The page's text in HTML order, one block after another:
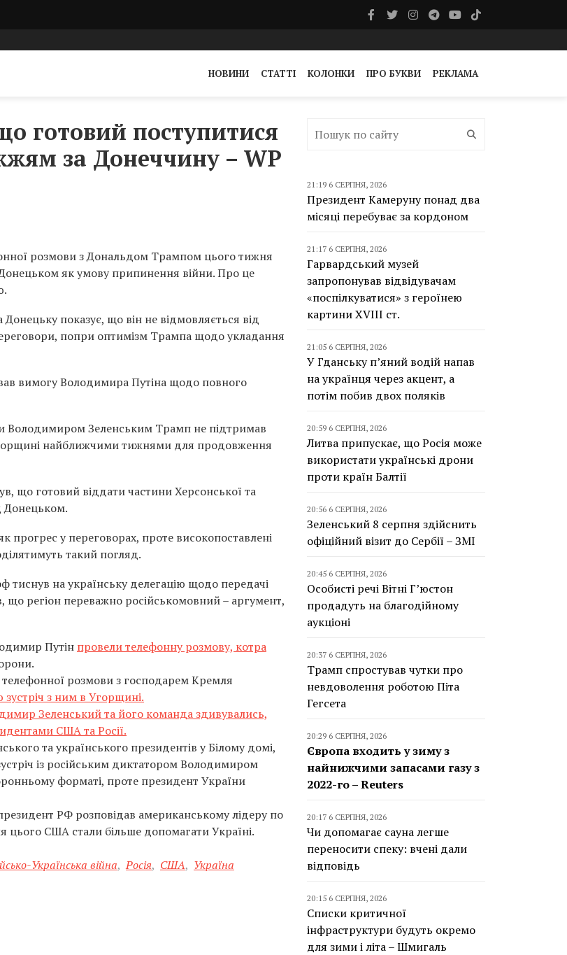
НОВИНИ СТАТТІ КОЛОНКИ ПРО БУКВИ РЕКЛАМА
готовий поступитися
за Донеччину – WP
розмови з Дональдом Трампом цього тижня
як умову припинення війни. Про це
показує, що він не відмовляється від
попри оптимізм Трампа щодо укладання
вимогу Володимира Путіна щодо повного
Володимиром Зеленським Трамп не підтримав
найближчими тижнями для продовження
що готовий віддати частини Херсонської та
Донецьком.
прогрес у переговорах, проте високопоставлені
такий погляд.
тиснув на українську делегацію щодо передачі
що регіон переважно російськомовний – аргумент,
Путін провели телефонну розмову, котра
розмови з господарем Кремля
з ним в Угорщині.
Зеленський та його команда здивувались,
США та Росії.
та українського президентів у Білому домі,
із російським диктатором Володимиром
форматі, проте президент України
РФ розповідав американському лідеру по
цього США стали більше допомагати Україні.
Українська війна, Росія, США, Україна
21:19 6 СЕРПНЯ, 2026
Президент Камеруну понад два
місяці перебуває за кордоном
21:17 6 СЕРПНЯ, 2026
Гарвардський музей
запропонував відвідувачам
«поспілкуватися» з героїнею
картини XVIII ст.
21:05 6 СЕРПНЯ, 2026
У Гданську п’яний водій напав
на українця через акцент, а
потім побив двох поляків
20:59 6 СЕРПНЯ, 2026
Литва припускає, що Росія може
використати українські дрони
проти країн Балтії
20:56 6 СЕРПНЯ, 2026
Зеленський 8 серпня здійснить
офіційний візит до Сербії – ЗМІ
20:45 6 СЕРПНЯ, 2026
Особисті речі Вітні Г’юстон
продадуть на благодійному
аукціоні
20:37 6 СЕРПНЯ, 2026
Трамп спростував чутки про
невдоволення роботою Піта
Гегсета
20:29 6 СЕРПНЯ, 2026
Європа входить у зиму з
найнижчими запасами газу з
2022-го – Reuters
20:17 6 СЕРПНЯ, 2026
Чи допомагає сауна легше
переносити спеку: вчені дали
відповідь
20:15 6 СЕРПНЯ, 2026
Списки критичної
інфраструктури будуть окремо
для зими і літа – Шмигаль